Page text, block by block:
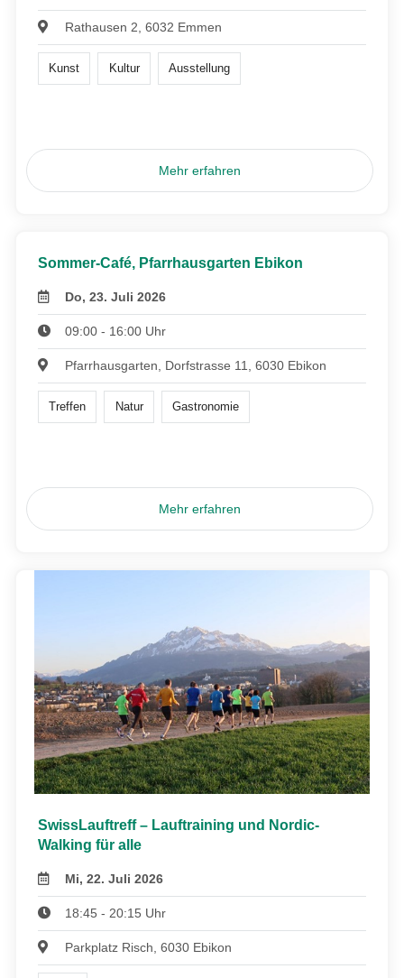
Rathausen 2, 6032 Emmen
Kunst Kultur Ausstellung
Mehr erfahren
Sommer-Café, Pfarrhausgarten Ebikon
Do, 23. Juli 2026
09:00 - 16:00 Uhr
Pfarrhausgarten, Dorfstrasse 11, 6030 Ebikon
Treffen Natur Gastronomie
Mehr erfahren
SwissLauftreff – Lauftraining und Nordic-
Walking für alle
Mi, 22. Juli 2026
18:45 - 20:15 Uhr
Parkplatz Risch, 6030 Ebikon